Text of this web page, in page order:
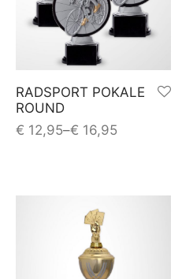
RADSPORT POKALE
ROUND
€ 12,95–€ 16,95